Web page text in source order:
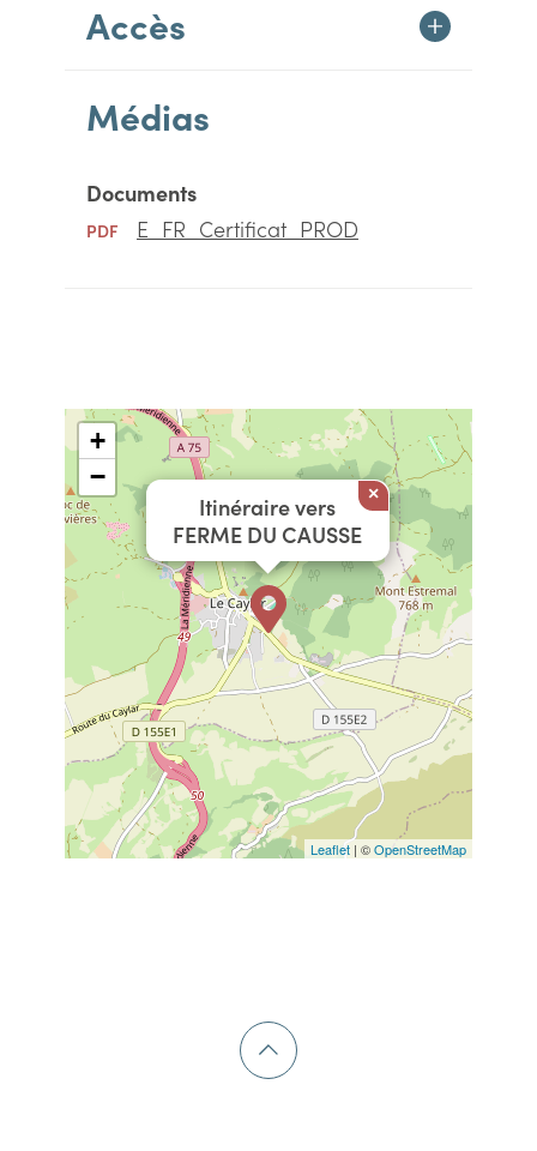
Accès
Médias
Documents
PDF E_FR_Certificat_PROD
Itinéraire vers
FERME DU CAUSSE
×
+
−
Leaflet | ©OpenStreetMap